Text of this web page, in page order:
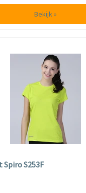
Bekijk »
S253F